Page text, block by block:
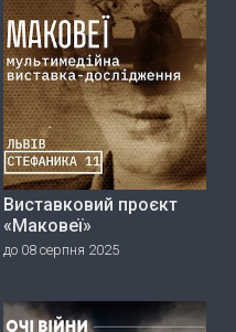
Виставковий проєкт
«Маковеї»
до 08 серпня 2025